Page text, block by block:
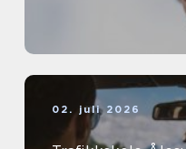
02. juli 2026